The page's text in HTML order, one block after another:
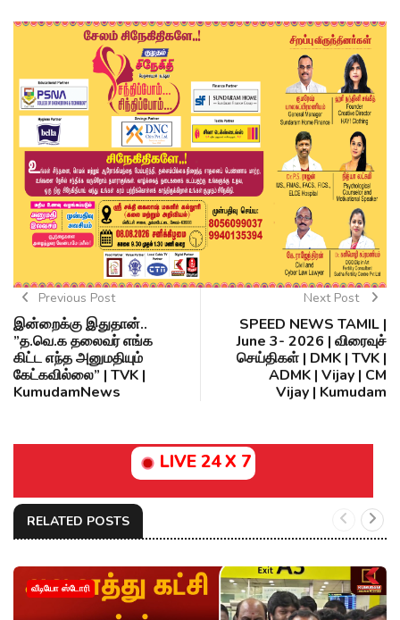
Previous Post
இன்றைக்கு இதுதான்..
”த.வெ.க தலைவர் எங்க
கிட்ட எந்த அனுமதியும்
கேட்கவில்லை” | TVK |
KumudamNews
Next Post
SPEED NEWS TAMIL |
June 3- 2026 | விரைவுச்
செய்திகள் | DMK | TVK |
ADMK | Vijay | CM
Vijay | Kumudam
LIVE 24 X 7
RELATED POSTS
வீடியோ ஸ்டோரி